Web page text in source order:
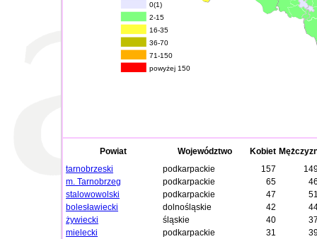
0(1)
2-15
16-35
36-70
71-150
powyżej 150
Powiat Województwo Kobiet
tarnobrzeski
podkarpackie 157
m. Tarnobrzeg
podkarpackie 65
stalowowolski
podkarpackie 47
bolesławiecki
dolnośląskie 42
żywiecki
śląskie 40
mielecki
podkarpackie 31